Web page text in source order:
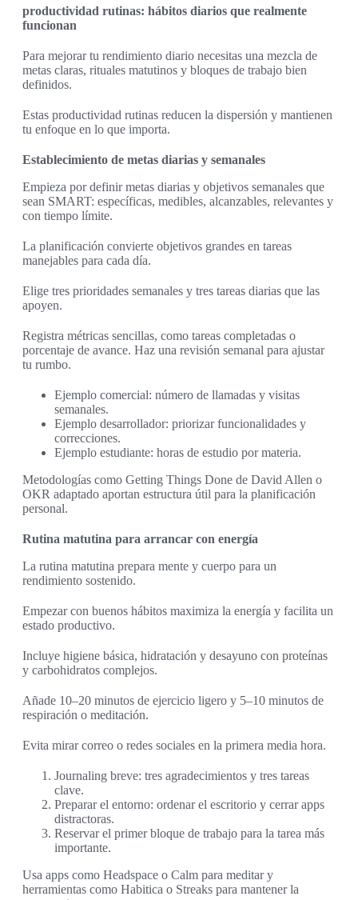
productividad rutinas: hábitos diarios que realmente
funcionan
Para mejorar tu rendimiento diario necesitas una mezcla de
metas claras, rituales matutinos y bloques de trabajo bien
definidos.
Estas productividad rutinas reducen la dispersión y mantienen
tu enfoque en lo que importa.
Establecimiento de metas diarias y semanales
Empieza por definir metas diarias y objetivos semanales que
sean SMART: específicas, medibles, alcanzables, relevantes y
con tiempo límite.
La planificación convierte objetivos grandes en tareas
manejables para cada día.
Elige tres prioridades semanales y tres tareas diarias que las
apoyen.
Registra métricas sencillas, como tareas completadas o
porcentaje de avance. Haz una revisión semanal para ajustar
tu rumbo.
Ejemplo comercial: número de llamadas y visitas
semanales.
Ejemplo desarrollador: priorizar funcionalidades y
correcciones.
Ejemplo estudiante: horas de estudio por materia.
Metodologías como Getting Things Done de David Allen o
OKR adaptado aportan estructura útil para la planificación
personal.
Rutina matutina para arrancar con energía
La rutina matutina prepara mente y cuerpo para un
rendimiento sostenido.
Empezar con buenos hábitos maximiza la energía y facilita un
estado productivo.
Incluye higiene básica, hidratación y desayuno con proteínas
y carbohidratos complejos.
Añade 10–20 minutos de ejercicio ligero y 5–10 minutos de
respiración o meditación.
Evita mirar correo o redes sociales en la primera media hora.
Journaling breve: tres agradecimientos y tres tareas
clave.
Preparar el entorno: ordenar el escritorio y cerrar apps
distractoras.
Reservar el primer bloque de trabajo para la tarea más
importante.
Usa apps como Headspace o Calm para meditar y
herramientas como Habitica o Streaks para mantener la